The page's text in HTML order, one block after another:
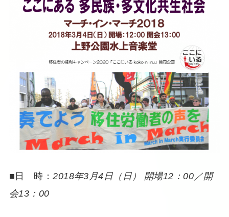
■日 時：2018年3月4日（日） 開場12：00／開
会13：00